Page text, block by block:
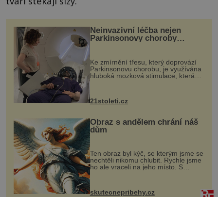
Neinvazivní léčba nejen
Parkinsonovy choroby
Ke zmírnění třesu, který doprovází
Parkinsonovu chorobu, je využívána
hluboká mozková stimulace, která
však vyžaduje vysoce invazivní
k dostatečně přesnému zacílení ...
21stoleti.cz
Obraz s andělem chrání náš
dům
Ten obraz byl kýč, se kterým jsme se
nechtěli nikomu chlubit. Rychle jsme
ho ale vraceli na jeho místo. S
manželem Vaškem jsme si pořídili
chaloupku, takový domek na severu
Čech, kde jsme si naplánova...
skutecnepribehy.cz